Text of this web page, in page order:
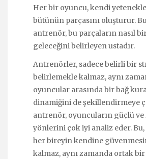
Her bir oyuncu, kendi
bütünün parçasını oluşturur.
antrenör, bu parçaların nasıl
geleceğini belirleyen ustadır.
Antrenörler, sadece belirli bir
belirlemekle kalmaz, aynı
oyuncular arasında bir bağ
dinamiğini de şekillendirmeye
antrenör, oyuncuların güçlü ve
yönlerini çok iyi analiz eder.
her bireyin kendine
kalmaz, aynı zamanda ortak